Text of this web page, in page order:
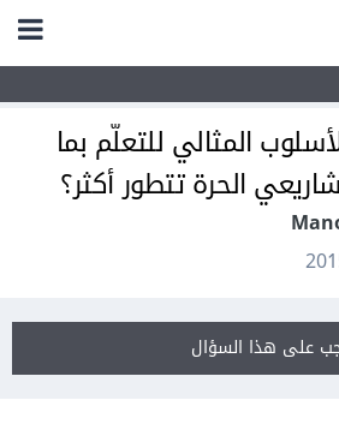
المثالي للتعلّم بما
الحرة تتطور أكثر؟
على هذا السؤال